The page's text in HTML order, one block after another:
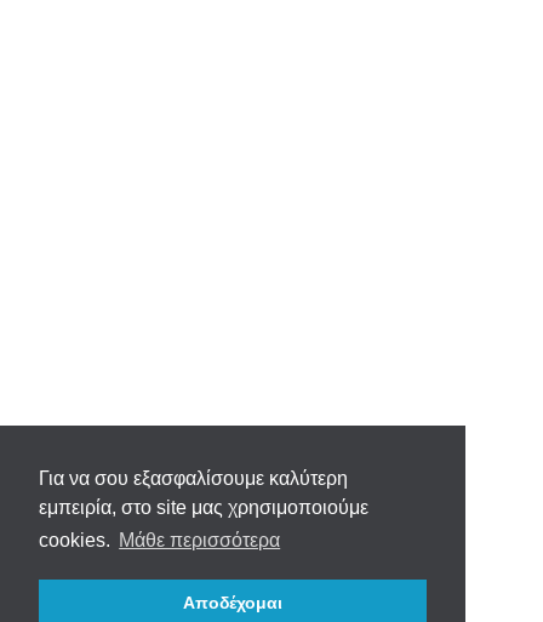
Για να σου εξασφαλίσουμε καλύτερη
εμπειρία, στο site μας χρησιμοποιούμε
cookies. Μάθε περισσότερα
Αποδέχομαι